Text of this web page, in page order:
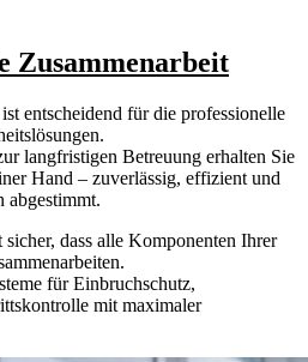
Zusammenarbeit
entscheidend für die professionelle
langfristigen Betreuung erhalten Sie
Hand – zuverlässig, effizient und
abgestimmt.
dass alle Komponenten Ihrer
für Einbruchschutz,
mit maximaler